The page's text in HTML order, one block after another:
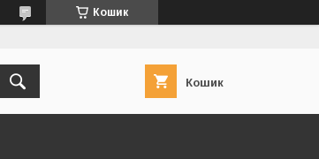
Кошик
Кошик